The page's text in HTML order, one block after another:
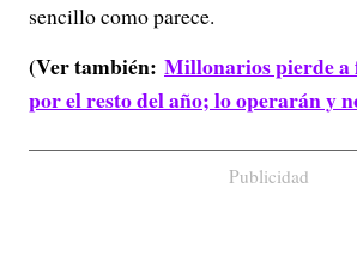
sencillo como parece.
(Ver también: Millonarios pierde a
por el resto del año; lo operarán y
Publicidad